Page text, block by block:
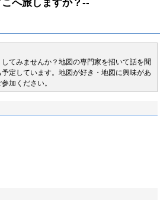
へ旅しますか？--
てみませんか？地図の専門家を招いて話を聞
定しています。地図が好き・地図に興味があ
加ください。